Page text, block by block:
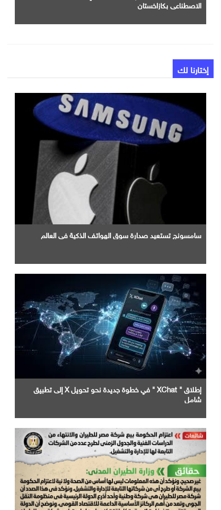
الاصطناعي بكازاخستان
إختارنا لك
سامسونج تستعيد صدارة سوق الهواتف الذكية في العالم
إطلاق " XChat " في خطوة جديدة نحو تحويل X إلى تطبيق
شامل